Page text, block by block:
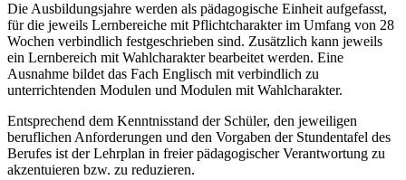
Die Ausbildungsjahre werden als pädagogische Einheit aufgefasst,
für die jeweils Lernbereiche mit Pflichtcharakter im Umfang von 28
Wochen verbindlich festgeschrieben sind. Zusätzlich kann jeweils
ein Lernbereich mit Wahlcharakter bearbeitet werden. Eine
Ausnahme bildet das Fach Englisch mit verbindlich zu
unterrichtenden Modulen und Modulen mit Wahlcharakter.
Entsprechend dem Kenntnisstand der Schüler, den jeweiligen
beruflichen Anforderungen und den Vorgaben der Stundentafel des
Berufes ist der Lehrplan in freier pädagogischer Verantwortung zu
akzentuieren bzw. zu reduzieren.